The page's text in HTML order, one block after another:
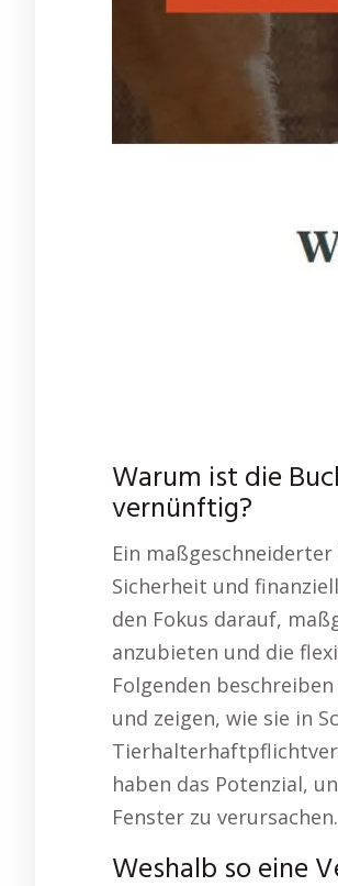
Warum ist die
vernünftig?
Ein
Sicherheit und
den Fokus darauf,
anzubieten und die
Folgenden
und zeigen, wie sie in
haben das Potenzial,
Fenster zu verursachen.
Weshalb so eine